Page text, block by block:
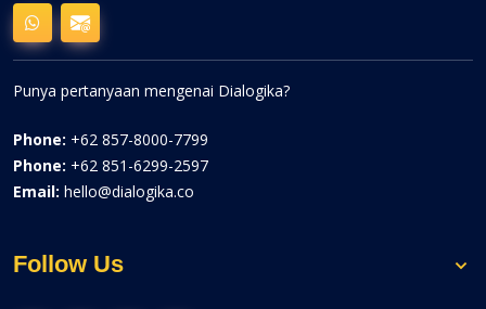
Punya pertanyaan mengenai Dialogika?
Phone: +62 857-8000-7799
Phone: +62 851-6299-2597
Email: hello@dialogika.co
Follow Us